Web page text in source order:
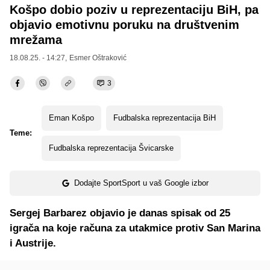
Košpo dobio poziv u reprezentaciju BiH, pa
objavio emotivnu poruku na društvenim
mrežama
18.08.25. - 14:27, Esmer Oštraković
3
Teme:
Eman Košpo Fudbalska reprezentacija BiH
Fudbalska reprezentacija Švicarske
Dodajte SportSport u vaš Google izbor
Sergej Barbarez objavio je danas spisak od 25
igrača na koje računa za utakmice protiv San Marina
i Austrije.